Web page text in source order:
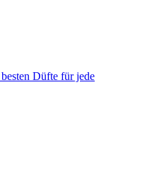
Düfte für jede